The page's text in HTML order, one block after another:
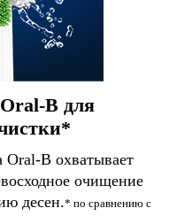
B для
Oral-B охватывает
очищение
десен.* по сравнению с